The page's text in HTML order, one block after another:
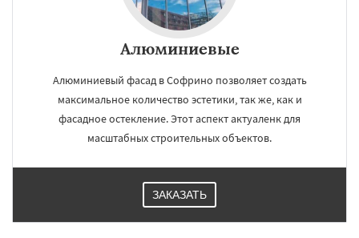
Алюминиевые
Алюминиевый фасад в Софрино позволяет создать
максимальное количество эстетики, так же, как и
фасадное остекление. Этот аспект актуаленк для
масштабных строительных объектов.
ЗАКАЗАТЬ